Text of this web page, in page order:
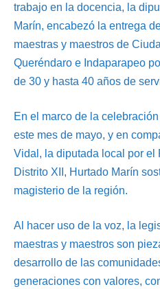
trabajo en la docencia, la
Marín, encabezó la entrega
maestras y maestros de
Queréndaro e Indaparapeo
de 30 y hasta 40 años de
En el marco de la
este mes de mayo, y en
Vidal, la diputada local por el
Distrito XII, Hurtado Marín
magisterio de la región.
Al hacer uso de la voz, la
maestras y maestros son
desarrollo de las
generaciones con valores,